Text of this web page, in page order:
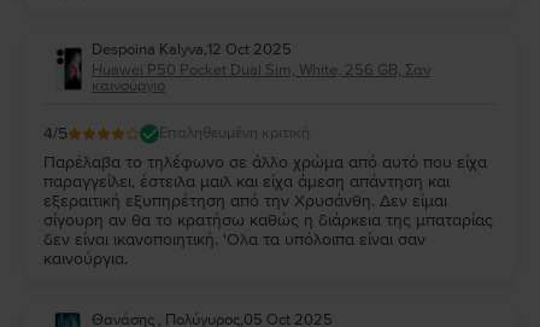
Despoina Kalyva,12 Oct 2025
Huawei P50 Pocket Dual Sim, White, 256 GB, Σαν
καινούργιο
4/5 Επαληθευμένη κριτική
Παρέλαβα το τηλέφωνο σε άλλο χρώμα από αυτό που είχα
παραγγείλει, έστειλα μαιλ και είχα άμεση απάντηση και
εξεραιτική εξυπηρέτηση από την Χρυσάνθη. Δεν είμαι
σίγουρη αν θα το κρατήσω καθώς η διάρκεια της μπαταρίας
δεν είναι ικανοποιητική. 'Ολα τα υπόλοιπα είναι σαν
καινούργια.
Θανάσης , Πολύγυρος,05 Oct 2025